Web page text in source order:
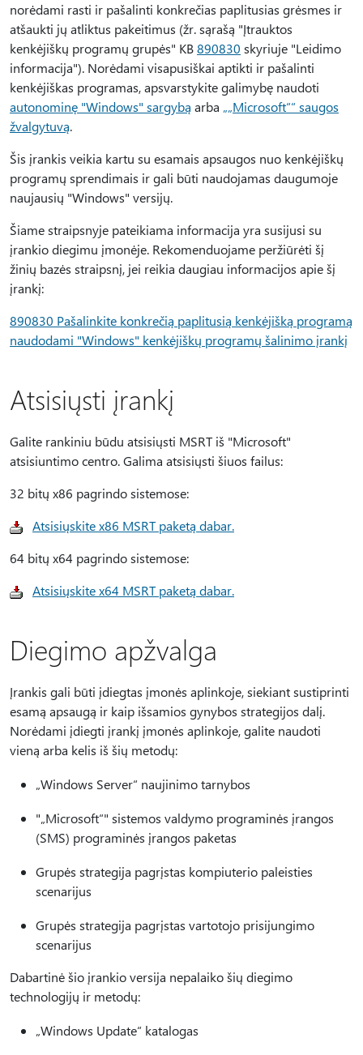
norėdami rasti ir pašalinti konkrečias paplitusias grėsmes ir
atšaukti jų atliktus pakeitimus (žr. sąrašą "Įtrauktos
kenkėjiškų programų grupės" KB890830 skyriuje "Leidimo
informacija"). Norėdami visapusiškai aptikti ir pašalinti
kenkėjiškas programas, apsvarstykite galimybę naudoti
autonominę "Windows" sargybą arba „„Microsoft““ saugos
žvalgytuvą.
Šis įrankis veikia kartu su esamais apsaugos nuo kenkėjiškų
programų sprendimais ir gali būti naudojamas daugumoje
naujausių "Windows" versijų.
Šiame straipsnyje pateikiama informacija yra susijusi su
įrankio diegimu įmonėje. Rekomenduojame peržiūrėti šį
žinių bazės straipsnį, jei reikia daugiau informacijos apie šį
įrankį:
890830 Pašalinkite konkrečią paplitusią kenkėjišką programą
naudodami "Windows" kenkėjiškų programų šalinimo įrankį
Atsisiųsti įrankį
Galite rankiniu būdu atsisiųsti MSRT iš "Microsoft"
atsisiuntimo centro. Galima atsisiųsti šiuos failus:
32 bitų x86 pagrindo sistemose:
Atsisiųskite x86 MSRT paketą dabar.
64 bitų x64 pagrindo sistemose:
Atsisiųskite x64 MSRT paketą dabar.
Diegimo apžvalga
Įrankis gali būti įdiegtas įmonės aplinkoje, siekiant sustiprinti
esamą apsaugą ir kaip išsamios gynybos strategijos dalį.
Norėdami įdiegti įrankį įmonės aplinkoje, galite naudoti
vieną arba kelis iš šių metodų:
„Windows Server“ naujinimo tarnybos
"„Microsoft“" sistemos valdymo programinės įrangos
(SMS) programinės įrangos paketas
Grupės strategija pagrįstas kompiuterio paleisties
scenarijus
Grupės strategija pagrįstas vartotojo prisijungimo
scenarijus
Dabartinė šio įrankio versija nepalaiko šių diegimo
technologijų ir metodų:
„Windows Update“ katalogas